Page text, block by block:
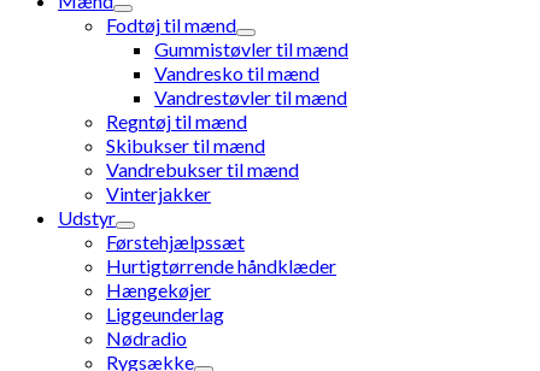
Fodtøj til mænd
Gummistøvler til mænd
Vandresko til mænd
Vandrestøvler til mænd
Regntøj til mænd
Skibukser til mænd
Vandrebukser til mænd
Vinterjakker
Udstyr
Førstehjælpssæt
Hurtigtørrende håndklæder
Hængekøjer
Liggeunderlag
Nødradio
Rygsække